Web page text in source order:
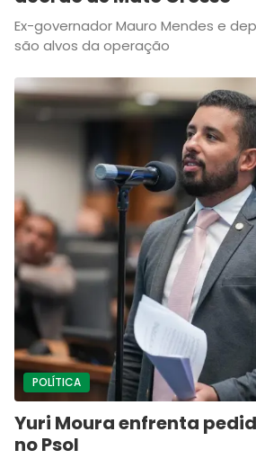
Ex-governador Mauro Mendes e
são alvos da operação
POLÍTICA
Yuri Moura enfrenta
no Psol